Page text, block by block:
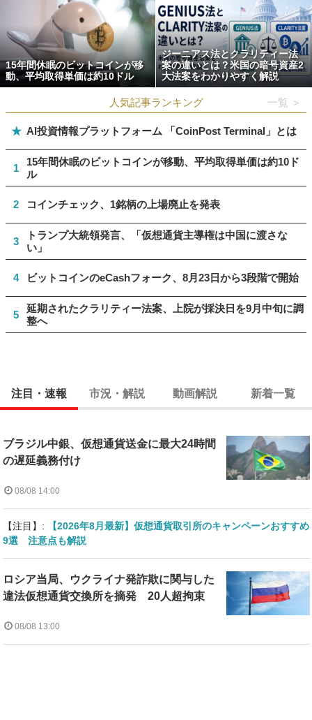
15年間休眠のビットコインが移
動、平均取得単価は約10ドル
ジーニアス法とクラリティー法
案の違いとは？米国の暗号資産2
大法案をわかりやすく解説
人気記事ランキング 一覧 ＞
★ AI投資情報プラットフォーム 「CoinPost Terminal」とは
1
15年間休眠のビットコインが移動、平均取得単価は約10ド
ル
2 コインチェック、1銘柄の上場廃止を発表
3
トランプ大統領発言、「仮想通貨主導権は中国に渡さな
い」
4 ビットコインのeCashフォーク、8月23日から3段階で開始
5
延期されたクラリティー法案、上院が採決日を9月中旬に調
整へ
注目・速報 市況・解説 動画解説 新着一覧
ブラジル中銀、仮想通貨送金に最大24時間
の遅延義務付け
08/08 14:00
【注目】:
【2026年8月最新】仮想通貨取引所のキャンペーンおすすめ
9選 注意点も解説
ロシア当局、ウクライナ発詐欺に関与した
違法仮想通貨交換所を摘発 20人超拘束
08/08 13:00